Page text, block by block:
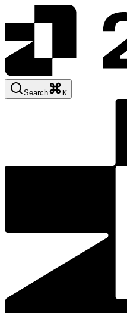
Search K